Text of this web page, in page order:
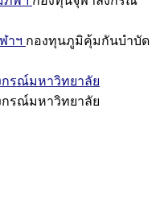
าฯ กองทุนภูมิคุ้มกันบำบัด
กรณ์มหาวิทยาลัย
กรณ์มหาวิทยาลัย